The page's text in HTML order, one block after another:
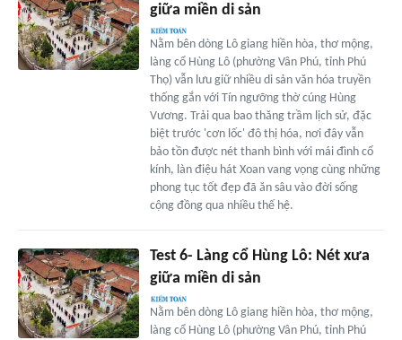
giữa miền di sản
Nằm bên dòng Lô giang hiền hòa, thơ mộng,
làng cổ Hùng Lô (phường Vân Phú, tỉnh Phú
Thọ) vẫn lưu giữ nhiều di sản văn hóa truyền
thống gắn với Tín ngưỡng thờ cúng Hùng
Vương. Trải qua bao thăng trầm lịch sử, đặc
biệt trước 'cơn lốc' đô thị hóa, nơi đây vẫn
bảo tồn được nét thanh bình với mái đình cổ
kính, làn điệu hát Xoan vang vọng cùng những
phong tục tốt đẹp đã ăn sâu vào đời sống
cộng đồng qua nhiều thế hệ.
Test 6- Làng cổ Hùng Lô: Nét xưa
giữa miền di sản
Nằm bên dòng Lô giang hiền hòa, thơ mộng,
làng cổ Hùng Lô (phường Vân Phú, tỉnh Phú